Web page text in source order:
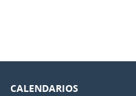
CALENDARIOS